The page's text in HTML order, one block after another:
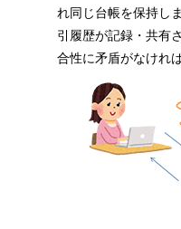
れ同じ台帳を保持し
引履歴が記録・共有
合性に矛盾がなけれ